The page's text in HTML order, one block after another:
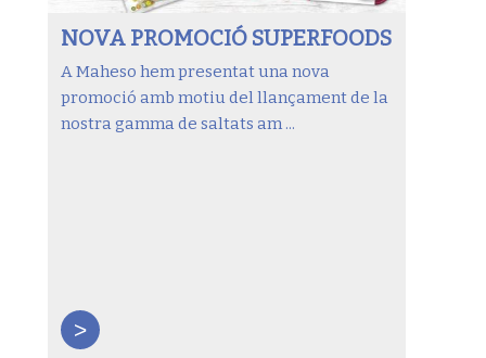
NOVA PROMOCIÓ SUPERFOODS
A Maheso hem presentat una nova
promoció amb motiu del llançament de la
nostra gamma de saltats am ...
>